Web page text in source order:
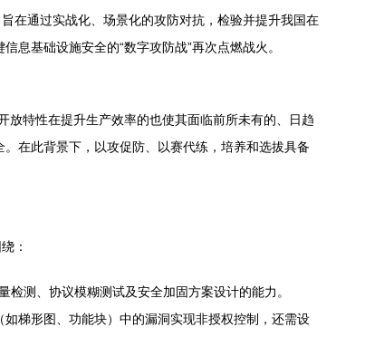
在通过实战化、场景化的攻防对抗，检验并提升我国在
息基础设施安全的“数字攻防战”再次点燃战火。
放特性在提升生产效率的也使其面临前所未有的、日趋
在此背景下，以攻促防、以赛代练，培养和选拔具备
：
测、协议模糊测试及安全加固方案设计的能力。
梯形图、功能块）中的漏洞实现非授权控制，还需设